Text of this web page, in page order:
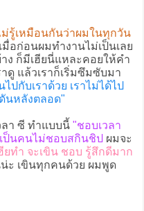
ม่รู้เหมือนกันว่าผมในทุกวัน
เมื่อก่อนผมทำงานไม่เป็นเลย
ง ก็มีเฮียนี่แหละคอยให้คำ
ดู แล้วเราก็เริ่มซึมซับมา
ปกับเราด้วย เราไม่ได้ไป
นหลังตลอด"
ลา ซี ทำแบบนี้ "ชอบเวลา
ป็นคนไม่ชอบสกินชิป ผมจะ
ยทำ จะเขิน ชอบ รู้สึกดีมาก
น่ะ เขินทุกคนด้วย ผมพูด